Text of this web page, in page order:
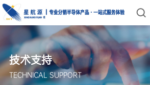
技术支持
TECHNICAL SUPPORT